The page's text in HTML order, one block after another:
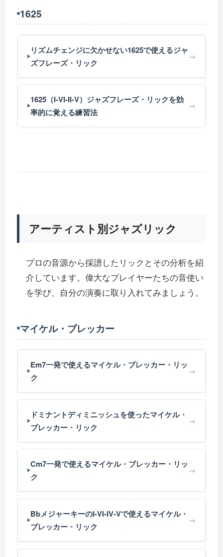
1625
リズムチェンジに欠かせない1625で使えるジャ
ズフレーズ・リック
1625（I-VI-II-V）ジャズフレーズ・リックを効
率的に覚える練習法
アーティスト別ジャズリック
プロの音源から採譜したリックとその分析を紹
介しています。偉大なプレイヤーたちの音使い
を学び、自分の演奏に取り入れてみましょう。
マイケル・ブレッカー
Em7一発で使えるマイケル・ブレッカー・リッ
ク
ドミナントディミニッシュを使ったマイケル・
ブレッカー・リック
Cm7一発で使えるマイケル・ブレッカー・リッ
ク
BbメジャーキーのI-VI-IV-Vで使えるマイケル・
ブレッカー・リック